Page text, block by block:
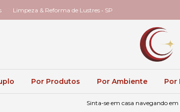
Limpeza & Reforma de Lustres • SP
Por Produtos Por Ambiente Por
Sinta-se em casa navegando